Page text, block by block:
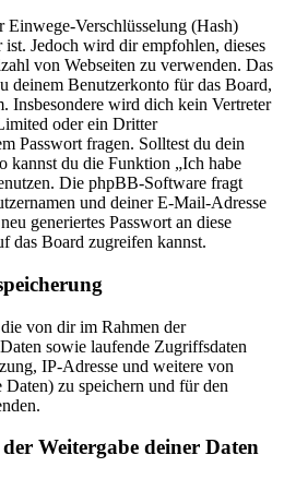
Verschlüsselung (Hash)
ist. Jedoch wird dir empfohlen, dieses
von Webseiten zu verwenden. Das
deinem Benutzerkonto für das Board,
Insbesondere wird dich kein Vertreter
oder ein Dritter
Passwort fragen. Solltest du dein
kannst du die Funktion „Ich habe
Die phpBB-Software fragt
und deiner E-Mail-Adresse
generiertes Passwort an diese
das Board zugreifen kannst.
von dir im Rahmen der
sowie laufende Zugriffsdaten
IP-Adresse und weitere von
zu speichern und für den
Weitergabe deiner Daten